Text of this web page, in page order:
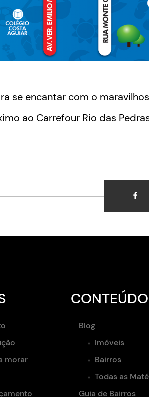
se encantar com o
ao Carrefour Rio das
morar
CONTEÚDO
Blog
Imóveis
Bairros
Todas as
Guia de Bairros